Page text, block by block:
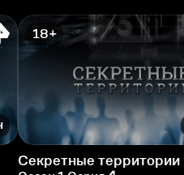
18+
Секретные территории